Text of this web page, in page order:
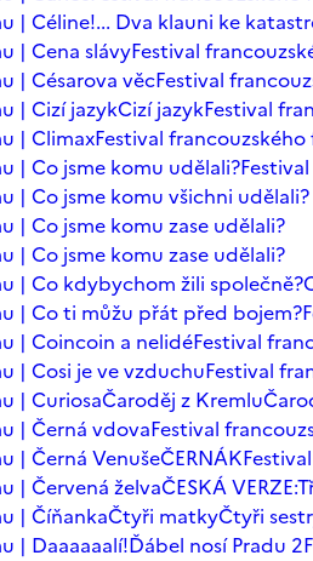
| Céline!... Dva klauni ke
| Cena slávyFestival
| Césarova věcFestival
| Cizí jazykCizí jazykFestival
| ClimaxFestival
| Co jsme komu udělali?
| Co jsme komu všichni udělali?
| Co jsme komu zase udělali?
| Co jsme komu zase udělali?
| Co kdybychom žili společně?
| Co ti můžu přát před bojem?
| Coincoin a nelidéFestival
| Cosi je ve vzduchuFestival
| CuriosaČaroděj z Kremlu
| Černá vdovaFestival
| Černá VenušeČERNÁK
| Červená želvaČESKÁ
| ČíňankaČtyři matkyČtyři
| Daaaaaalí!Ďábel nosí Pradu 2